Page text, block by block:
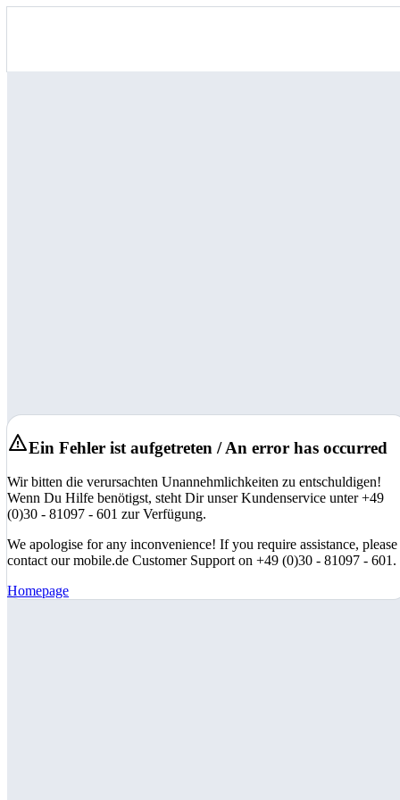
Ein Fehler ist aufgetreten / An error has occurred
Wir bitten die verursachten Unannehmlichkeiten zu entschuldigen!
Wenn Du Hilfe benötigst, steht Dir unser Kundenservice unter +49
(0)30 - 81097 - 601 zur Verfügung.
We apologise for any inconvenience! If you require assistance, please
contact our mobile.de Customer Support on +49 (0)30 - 81097 - 601.
Homepage